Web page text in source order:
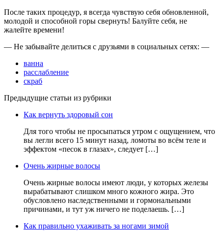
После таких процедур, я всегда чувствую себя обновленной,
молодой и способной горы свернуть! Балуйте себя, не
жалейте времени!
— Не забывайте делиться с друзьями в социальных сетях: —
ванна
расслабление
скраб
Предыдущие статьи из рубрики
Как вернуть здоровый сон
Для того чтобы не просыпаться утром с ощущением, что
вы легли всего 15 минут назад, ломоты во всём теле и
эффектом «песок в глазах», следует […]
Очень жирные волосы
Очень жирные волосы имеют люди, у которых железы
вырабатывают слишком много кожного жира. Это
обусловлено наследственными и гормональными
причинами, и тут уж ничего не поделаешь. […]
Как правильно ухаживать за ногами зимой